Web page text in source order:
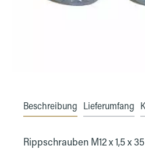
Beschreibung Lieferumfang
Rippschrauben M12 x 1,5 x 35